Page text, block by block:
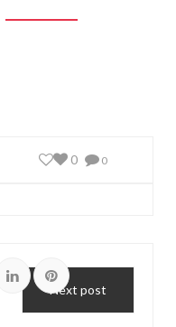
0
0
Next post